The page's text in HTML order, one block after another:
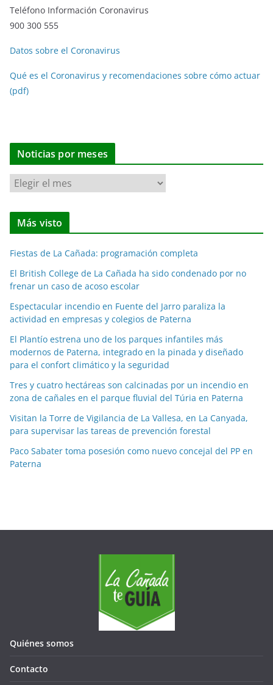
Teléfono Información Coronavirus
900 300 555
Datos sobre el Coronavirus
Qué es el Coronavirus y recomendaciones sobre cómo actuar
(pdf)
Noticias por meses
N
o
t
i
a
s
p
o
m
e
e
Más visto
Fiestas de La Cañada: programación completa
El British College de La Cañada ha sido condenado por no
frenar un caso de acoso escolar
Espectacular incendio en Fuente del Jarro paraliza la
actividad en empresas y colegios de Paterna
El Plantío estrena uno de los parques infantiles más
modernos de Paterna, integrado en la pinada y diseñado
para el confort climático y la seguridad
Tres y cuatro hectáreas son calcinadas por un incendio en
zona de cañales en el parque fluvial del Túria en Paterna
Visitan la Torre de Vigilancia de La Vallesa, en La Canyada,
para supervisar las tareas de prevención forestal
Paco Sabater toma posesión como nuevo concejal del PP en
Paterna
Quiénes somos
Contacto